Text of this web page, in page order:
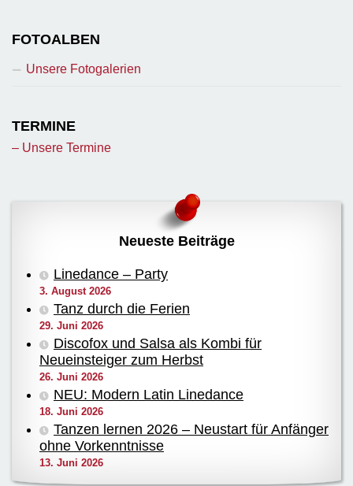
FOTOALBEN
Unsere Fotogalerien
TERMINE
– Unsere Termine
Neueste Beiträge
Linedance – Party
3. August 2026
Tanz durch die Ferien
29. Juni 2026
Discofox und Salsa als Kombi für
Neueinsteiger zum Herbst
26. Juni 2026
NEU: Modern Latin Linedance
18. Juni 2026
Tanzen lernen 2026 – Neustart für Anfänger
ohne Vorkenntnisse
13. Juni 2026